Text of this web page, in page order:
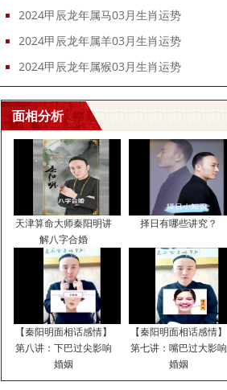
2024甲辰龙年属马03月生肖运势
2024甲辰龙年属羊03月生肖运势
2024甲辰龙年属猴03月生肖运势
面相分析
天津算命大师秦阳明讲
解八字合婚
择日有哪些讲究？
【秦阳明面相话感情】
第八讲：下巴过尖影响
婚姻
【秦阳明面相话感情】
第七讲：嘴巴过大影响
婚姻